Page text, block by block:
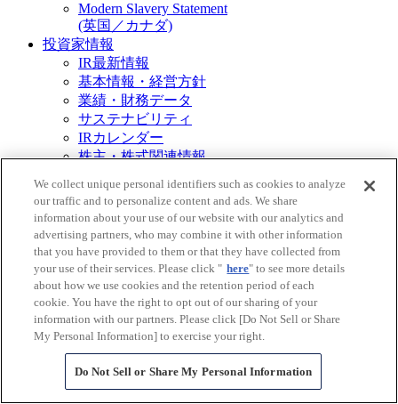
Modern Slavery Statement
(英国／カナダ)
投資家情報
IR最新情報
基本情報・経営方針
業績・財務データ
サステナビリティ
IRカレンダー
株主・株式関連情報
個人投資家の皆様へ
統合報告書
採用情報
その他
資料請求
ご利用規約
三菱商事グループ個人情報保護基本方針
Do Not Sell or Share My Personal Information
ソーシャルメディアポリシー
ウェブ・アクセシビリティ指針
We collect unique personal identifiers such as cookies to analyze
our traffic and to personalize content and ads. We share
information about your use of our website with our analytics and
advertising partners, who may combine it with other information
that you have provided to them or that they have collected from
your use of their services. Please click " here" to see more details
about how we use cookies and the retention period of each
cookie. You have the right to opt out of our sharing of your
information with our partners. Please click [Do Not Sell or Share
My Personal Information] to exercise your right.
Do Not Sell or Share My Personal Information